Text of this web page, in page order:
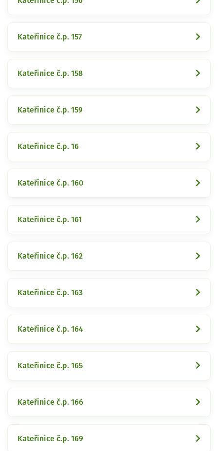
Kateřinice č.p. 157
Kateřinice č.p. 158
Kateřinice č.p. 159
Kateřinice č.p. 16
Kateřinice č.p. 160
Kateřinice č.p. 161
Kateřinice č.p. 162
Kateřinice č.p. 163
Kateřinice č.p. 164
Kateřinice č.p. 165
Kateřinice č.p. 166
Kateřinice č.p. 169